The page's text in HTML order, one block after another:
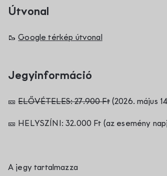
Útvonal
🥾Google térkép útvonal
Jegyinformáció
🎫ELŐVÉTELES: 27.900 Ft(2026. május
🎫 HELYSZÍNI: 32.000 Ft (az esemény
A jegy tartalmazza